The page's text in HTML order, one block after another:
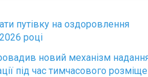
путівку на оздоровлення
році
новий механізм
під час тимчасового